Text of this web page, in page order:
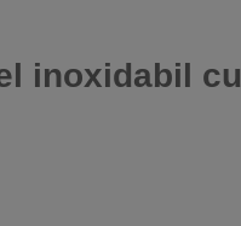
inoxidabil cu